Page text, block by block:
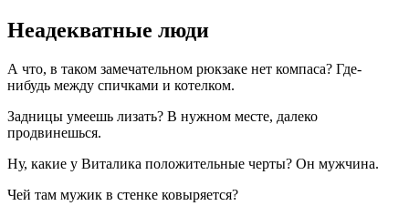
Неадекватные люди
А что, в таком замечательном рюкзаке нет компаса? Где-
нибудь между спичками и котелком.
Задницы умеешь лизать? В нужном месте, далеко
продвинешься.
Ну, какие у Виталика положительные черты? Он мужчина.
Чей там мужик в стенке ковыряется?